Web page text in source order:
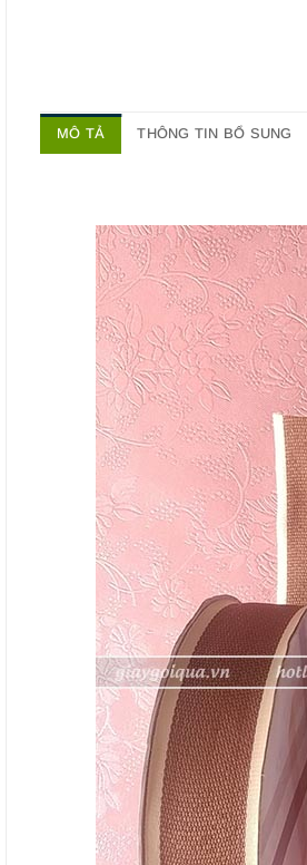
MÔ TẢ THÔNG TIN BỔ SUNG